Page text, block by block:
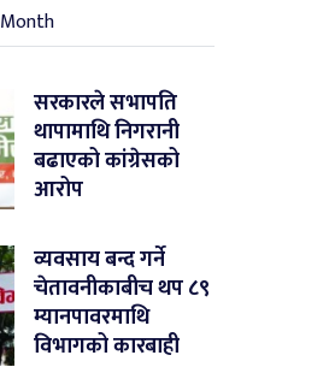
Month
सरकारले सभापति
थापामाथि निगरानी
बढाएको कांग्रेसको
आरोप
व्यवसाय बन्द गर्ने
चेतावनीकाबीच थप ८९
म्यानपावरमाथि
विभागको कारबाही